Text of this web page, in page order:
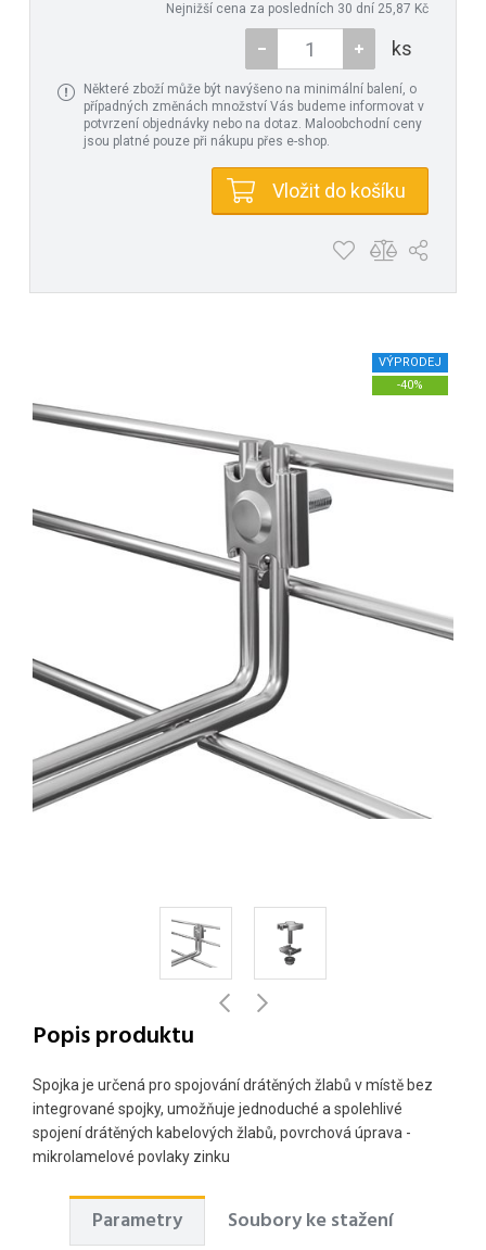
Nejnižší cena za posledních 30 dní 25,87 Kč
ks
Některé zboží může být navýšeno na minimální balení, o
případných změnách množství Vás budeme informovat v
potvrzení objednávky nebo na dotaz. Maloobchodní ceny
jsou platné pouze při nákupu přes e-shop.
Vložit do košíku
VÝPRODEJ
-40%
Popis produktu
Spojka je určená pro spojování drátěných žlabů v místě bez
integrované spojky, umožňuje jednoduché a spolehlivé
spojení drátěných kabelových žlabů, povrchová úprava -
mikrolamelové povlaky zinku
Parametry
Soubory ke stažení